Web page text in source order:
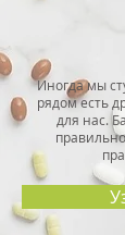
Иногда мы
рядом есть
для нас.